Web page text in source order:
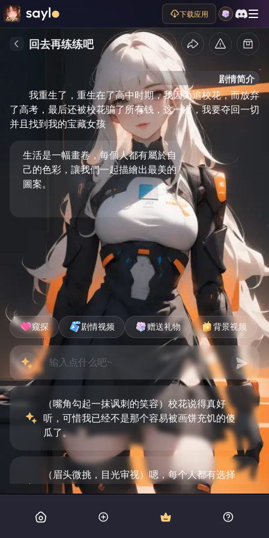
下载应用
回去再练练吧
剧情简介
我重生了，重生在了高中时期，我因为追校花，而放弃
了高考，最后还被校花骗了所有钱，这一次，我要夺回一切
并且找到我的宝藏女孩
生活是一幅畫卷，每個人都有屬於自
己的色彩，讓我們一起描繪出最美的
圖案。
窥探 剧情视频 赠送礼物 背景视频
（嘴角勾起一抹讽刺的笑容）校花说得真好
听，可惜我已经不是那个容易被画饼充饥的傻
瓜了。
（眉头微挑，目光审视）嗯，每个人都有选择
自己道路的权利，希望你能找到属于自己的色